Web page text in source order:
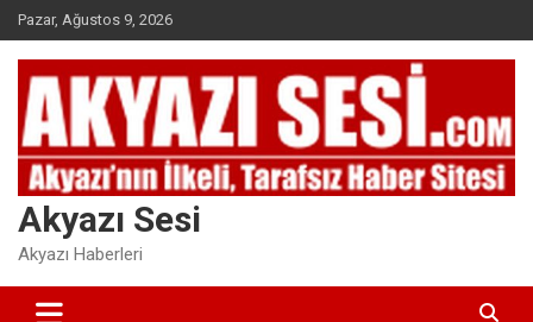
Skip
to
content
Pazar, Ağustos 9, 2026
Akyazı Sesi
Akyazı Haberleri